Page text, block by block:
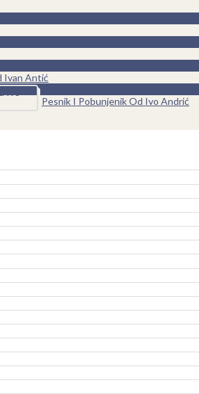
Ivan Antić
Pesnik I Pobunjenik Od Ivo Andrić